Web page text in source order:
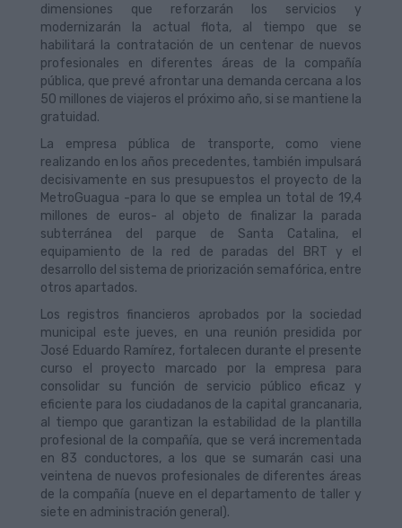
dimensiones que reforzarán los servicios y
modernizarán la actual flota, al tiempo que se
habilitará la contratación de un centenar de nuevos
profesionales en diferentes áreas de la compañía
pública, que prevé afrontar una demanda cercana a los
50 millones de viajeros el próximo año, si se mantiene la
gratuidad.
La empresa pública de transporte, como viene
realizando en los años precedentes, también impulsará
decisivamente en sus presupuestos el proyecto de la
MetroGuagua -para lo que se emplea un total de 19,4
millones de euros- al objeto de finalizar la parada
subterránea del parque de Santa Catalina, el
equipamiento de la red de paradas del BRT y el
desarrollo del sistema de priorización semafórica, entre
otros apartados.
Los registros financieros aprobados por la sociedad
municipal este jueves, en una reunión presidida por
José Eduardo Ramírez, fortalecen durante el presente
curso el proyecto marcado por la empresa para
consolidar su función de servicio público eficaz y
eficiente para los ciudadanos de la capital grancanaria,
al tiempo que garantizan la estabilidad de la plantilla
profesional de la compañía, que se verá incrementada
en 83 conductores, a los que se sumarán casi una
veintena de nuevos profesionales de diferentes áreas
de la compañía (nueve en el departamento de taller y
siete en administración general).